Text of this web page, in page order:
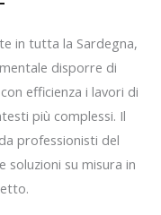
in tutta la Sardegna,
disporre di
efficienza i lavori di
più complessi. Il
professionisti del
su misura in